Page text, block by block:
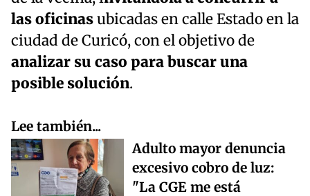
las oficinasubicadas en calle Estado en la
ciudad de Curicó, con el objetivo de
analizar su caso para buscar una
posible solución.
Lee también...
Adulto mayor denuncia
excesivo cobro de luz:
"La CGE me está